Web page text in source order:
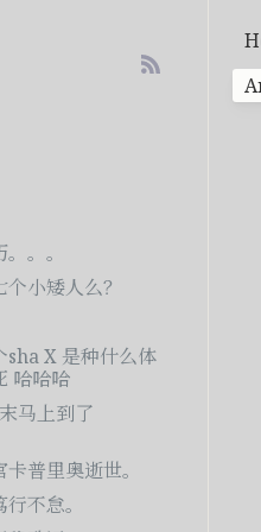
。。
小矮人么？
sha X 是种什么体
哈哈哈
马上到了
普里奥逝世。
不怠。